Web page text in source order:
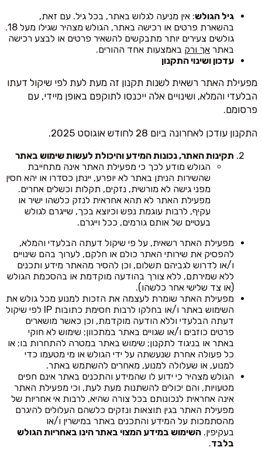
גיל הגולש: אין מניעה לגלוש באתר, בכל גיל. עם זאת,
בהשארת פרטים או רכישה באתר, הגולש מצהיר שגילו מעל 18.
גולשים צעירים יותר מתבקשים להשאיר פרטים או לבצע רכישה
באתר אך ורק באמצעות אחד ההורים.
עדכון ושינוי התקנון
מפעילת האתר רשאית לשנות תקנון זה מעת לעת לפי שיקול דעתו
הבלעדי והמלא, ושינויים אלה ייכנסו לתוקפם באופן מיידי, עם
פרסומם.
התקנון עודכן לאחרונה ביום 28 לחודש אוגוסט 2025.
תקינות האתר, נכונות המידע והיכולת לעשות שימוש באתר
הגולש מודע לכך כי מפעילת האתר אינה מתחייבת
שהשירות הניתן באתר לא יופרע, יינתן כסדרו או יהא חסין
מפני גישה לא מורשית, נזקים, תקלות וכשלים אחרים.
מפעילת האתר לא תהא אחראית לנזק כלשהו ישיר או
עקיף, לרבות עוגמת נפש וכיוצא בכך, שייגרם לגולש
בעטיים של אותם גורמים, ככל וייגרם.
מפעילת האתר רשאית, על פי שיקול דעתה הבלעדי והמלא,
להפסיק את שירותי האתר כולם או חלקם, לערוך בהם שינויים
ו/או לדרוש לגביהם תשלום, וכן להסיר מהאתר מידע ותכנים
ללא שמירתם, ללא צורך בהודעה מוקדמת או בהסכמת הגולש
(או צד שלישי אחר כלשהו).
מפעילת האתר שומרת לעצמה את הזכות למנוע מכל גולש את
השימוש באתר ו/או בחלקו לרבות חסימת כתובות IP לפי שיקול
דעתה הבלעדי וללא הודעה מוקדמת, וכן כאשר מושארים
פרטים כוזבים ו/או שגויים באתר במתכוון; שימוש לא חוקי
באתר או בניגוד לתקנון; שימוש באתר במטרה להתחרות בו; או
כל פעולה אחרת שנעשתה על ידי הגולש או מי מטעמו כדי
למנוע, או שעלולה למנוע, מאחרים להשתמש באתר.
הגולש מצהיר כי ידוע לו שהמידע והתכנים באתר אינם חפים
מטעויות, והם יכולים להשתנות מעת לעת, וכי מפעילת האתר
אינה אחראית לנכונותם בכל צורה שהיא, לרבות אי אחריות של
מפעילת האתר בגין תוצאות ונזקים כלשהם העלולים להיגרם
מהסתמכות על המידע והתכנים באתר במישרין ו/או
בעקיפין. השימוש במידע המצוי באתר הינו באחריות הגולש
בלבד.